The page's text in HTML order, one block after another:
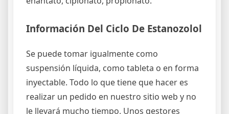
Información Del Ciclo De Estanozolol
Se puede tomar igualmente como
suspensión líquida, como tableta o en forma
inyectable. Todo lo que tiene que hacer es
realizar un pedido en nuestro sitio web y no
le llevará mucho tiempo. Unos gestores